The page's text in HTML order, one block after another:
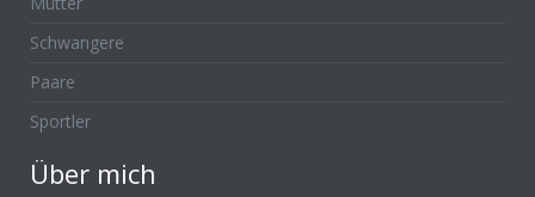
Schwangere
Paare
Sportler
Über mich